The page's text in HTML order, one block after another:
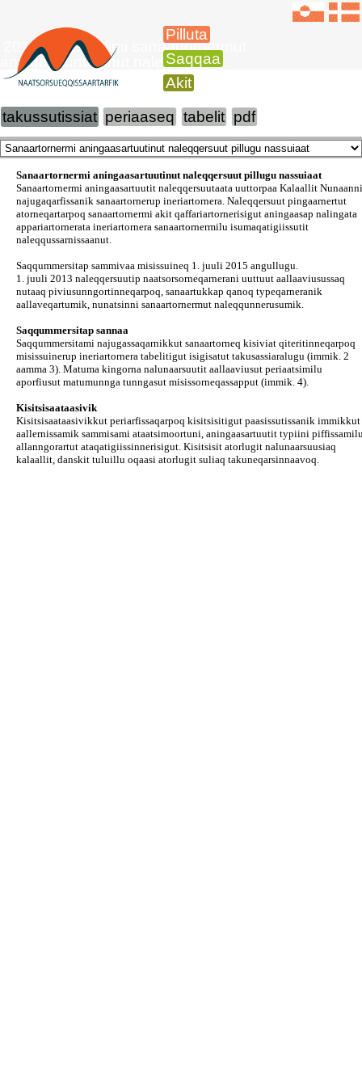
Pilluta
Saqqaa
Akit
2015-imi 1. juulimi sanaartornermut
aningaasartuutinut naleqqersuut
takussutissiat periaaseq tabelit pdf